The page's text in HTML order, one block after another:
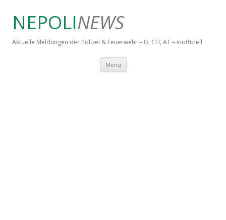
NEPOLINEWS
Aktuelle Meldungen der Polizei & Feuerwehr – D, CH, AT – inoffiziell
Menü Springe zum Inhalt